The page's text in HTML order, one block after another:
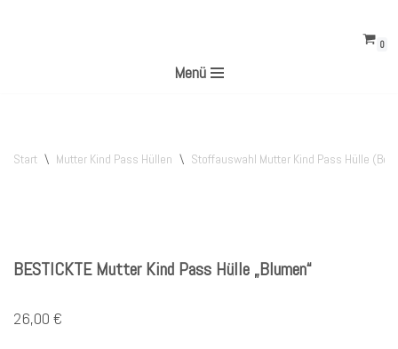
0
Menü
Start \ Mutter Kind Pass Hüllen \ Stoffauswahl Mutter Kind Pass Hülle
BESTICKTE Mutter Kind Pass Hülle „Blumen“
26,00 €